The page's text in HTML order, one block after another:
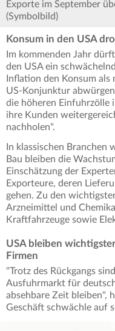
Exporte im September
(Symbolbild)
Konsum in den USA
Im kommenden Jahr
den USA ein
Inflation den Konsum
US-Konjunktur
die höheren Einfuhrzölle
ihre Kunden
nachholen".
In klassischen
Bau bleiben die
Einschätzung der
Exporteure, deren
gehen. Zu den
Arzneimittel und
Kraftfahrzeuge sowie
USA bleiben
Firmen
"Trotz des Rückgangs
Ausfuhrmarkt für
absehbare Zeit bleiben",
Geschäft schwächle auf